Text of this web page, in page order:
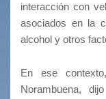
interacción con
asociados en la
alcohol y otros
En ese
Norambuena,